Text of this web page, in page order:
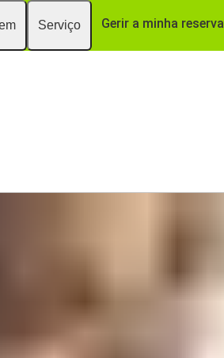
Serviço Gerir a minha reserva